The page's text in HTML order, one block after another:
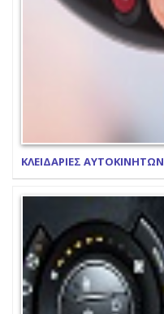
ΚΛΕΙΔΑΡΙΕΣ ΑΥΤΟΚΙΝΗΤΩΝ